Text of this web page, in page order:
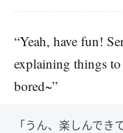
“Yeah, have fun!
explaining things
bored~”
「うん、楽しんで